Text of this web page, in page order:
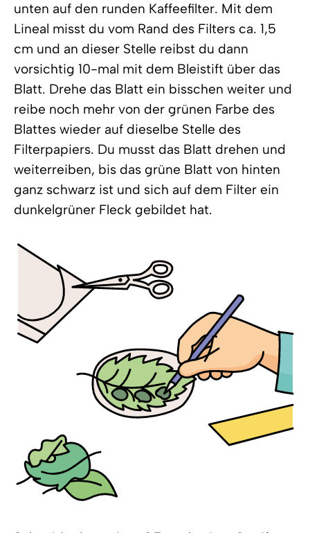
unten auf den runden Kaffeefilter. Mit dem
Lineal misst du vom Rand des Filters ca. 1,5
cm und an dieser Stelle reibst du dann
vorsichtig 10-mal mit dem Bleistift über das
Blatt. Drehe das Blatt ein bisschen weiter und
reibe noch mehr von der grünen Farbe des
Blattes wieder auf dieselbe Stelle des
Filterpapiers. Du musst das Blatt drehen und
weiterreiben, bis das grüne Blatt von hinten
ganz schwarz ist und sich auf dem Filter ein
dunkelgrüner Fleck gebildet hat.